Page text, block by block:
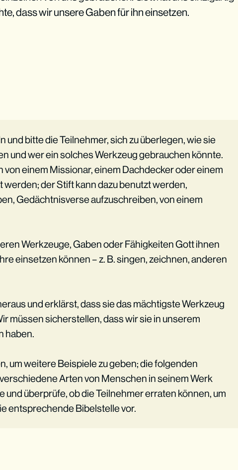
dass wir unsere Gaben für ihn einsetzen.
und bitte die Teilnehmer, sich zu überlegen, wie sie
und wer ein solches Werkzeug gebrauchen könnte.
von einem Missionar, einem Dachdecker oder einem
der Stift kann dazu benutzt werden,
Gedächtnisverse aufzuschreiben, von einem
Werkzeuge, Gaben oder Fähigkeiten Gott ihnen
einsetzen können – z. B. singen, zeichnen, anderen
und erklärst, dass sie das mächtigste Werkzeug
müssen sicherstellen, dass wir sie in unserem
haben.
um weitere Beispiele zu geben; die folgenden
Arten von Menschen in seinem Werk
und überprüfe, ob die Teilnehmer erraten können, um
entsprechende Bibelstelle vor.